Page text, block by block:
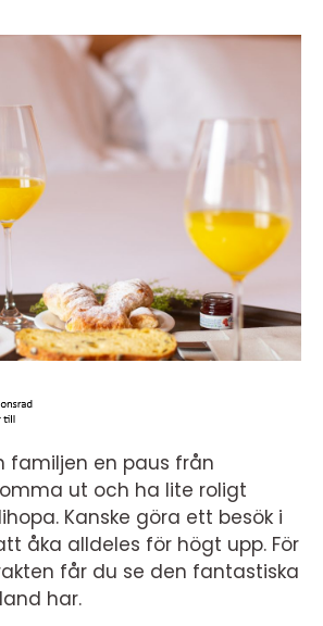
familjen en paus från
ut och ha lite roligt
Kanske göra ett besök i
åka alldeles för högt upp. För
får du se den fantastiska
har.